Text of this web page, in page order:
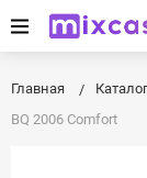
Главная Каталог
BQ 2006 Comfort